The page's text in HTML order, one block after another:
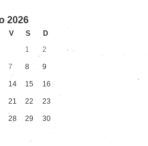
2026
V S
D
1
2
7 8 9
14 15 16
21 22 23
28 29 30